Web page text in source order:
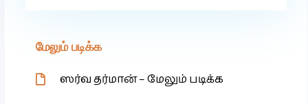
மேலும் படிக்க
ஸர்வ தர்மான் – மேலும் படிக்க